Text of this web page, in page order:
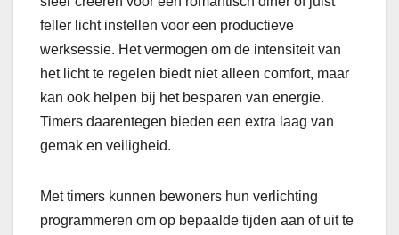
feller licht instellen voor een productieve
werksessie. Het vermogen om de intensiteit van
het licht te regelen biedt niet alleen comfort, maar
kan ook helpen bij het besparen van energie.
Timers daarentegen bieden een extra laag van
gemak en veiligheid.
Met timers kunnen bewoners hun verlichting
programmeren om op bepaalde tijden aan of uit te